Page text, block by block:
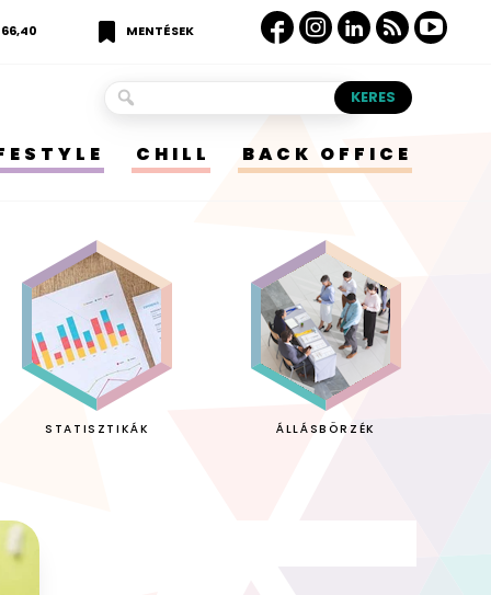
MENTÉSEK
CHILL BACK OFFICE
STATISZTIKÁK ÁLLÁSBÖRZÉK